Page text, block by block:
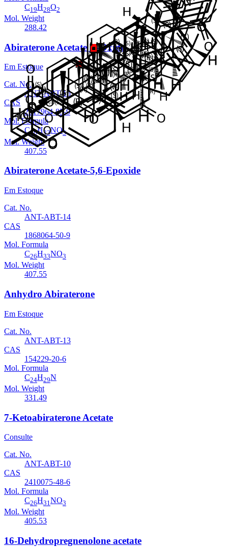
C19H28O2
Mol. Weight
288.42
Abiraterone Acetate N-Oxide
Em Estoque
Cat. No.
ANT-ABT-15
CAS
2517964-85-9
Mol. Formula
C26H33NO3
Mol. Weight
407.55
Abiraterone Acetate-5,6-Epoxide
Em Estoque
Cat. No.
ANT-ABT-14
CAS
1868064-50-9
Mol. Formula
C26H33NO3
Mol. Weight
407.55
Anhydro Abiraterone
Em Estoque
Cat. No.
ANT-ABT-13
CAS
154229-20-6
Mol. Formula
C24H29N
Mol. Weight
331.49
7-Ketoabiraterone Acetate
Consulte
Cat. No.
ANT-ABT-10
CAS
2410075-48-6
Mol. Formula
C26H31NO3
Mol. Weight
405.53
16-Dehydropregnenolone acetate